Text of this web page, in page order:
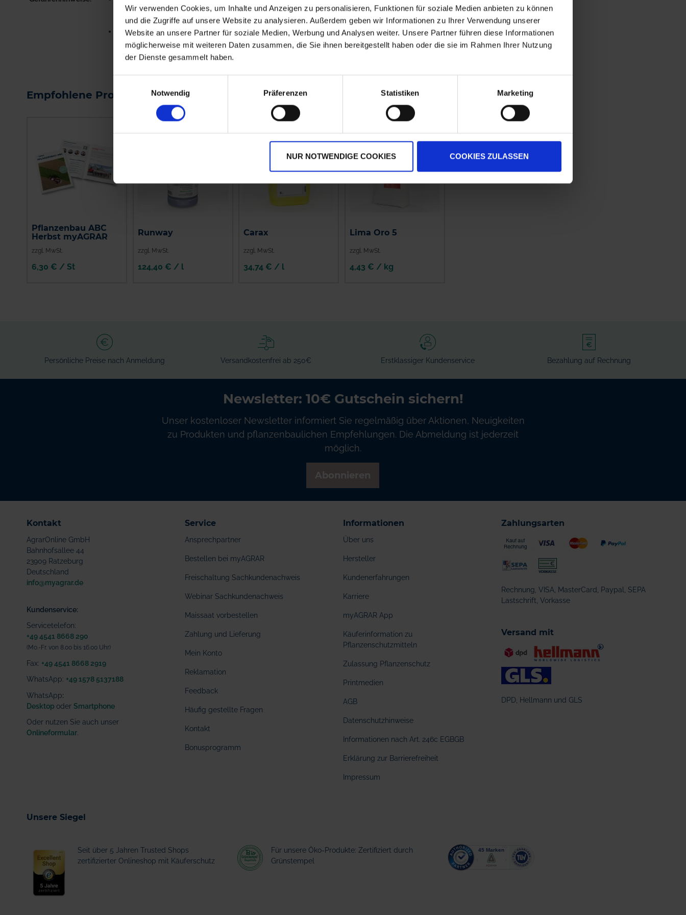
Wir verwenden Cookies, um Inhalte und Anzeigen zu personalisieren, Funktionen für soziale Medien anbieten zu können
und die Zugriffe auf unsere Website zu analysieren. Außerdem geben wir Informationen zu Ihrer Verwendung unserer
Website an unsere Partner für soziale Medien, Werbung und Analysen weiter. Unsere Partner führen diese Informationen
möglicherweise mit weiteren Daten zusammen, die Sie ihnen bereitgestellt haben oder die sie im Rahmen Ihrer Nutzung
der Dienste gesammelt haben.
Notwendig
Präferenzen Statistiken Marketing
NUR NOTWENDIGE COOKIES COOKIES ZULASSEN
ALLERGISCHE REAKTIONEN
HERVORRUFEN.
EUH401-ZUR VERMEIDUNG VON
RISIKEN FÜR MEN...
mehr
AUFNEHMEN.
Empfohlene Produkte
Pflanzenbau ABC
Herbst myAGRAR
zzgl. MwSt.
6,30 € / St
Runway
zzgl. MwSt.
124,40 € / l
Carax
zzgl. MwSt.
34,74 € / l
Lima Oro 5
zzgl. MwSt.
4,43 € / kg
Persönliche Preise nach Anmeldung Versandkostenfrei ab 250€ Erstklassiger Kundenservice Bezahlung auf Rechnung
Newsletter: 10€ Gutschein sichern!
Unser kostenloser Newsletter informiert Sie regelmäßig über Aktionen, Neuigkeiten
zu Produkten und pflanzenbaulichen Empfehlungen. Die Abmeldung ist jederzeit
möglich.
Kontakt
AgrarOnline GmbH
Bahnhofsallee 44
23909 Ratzeburg
Deutschland
info@myagrar.de
Kundenservice:
Servicetelefon:
+49 4541 8668 290
(Mo.-Fr. von 8.00 bis 16.00 Uhr)
Fax: +49 4541 8668 2919
WhatsApp: +49 1578 5137188
WhatsApp:
Desktop oder Smartphone
Oder nutzen Sie auch unser
Onlineformular
Service
Ansprechpartner
Bestellen bei myAGRAR
Freischaltung Sachkundenachweis
Webinar Sachkundenachweis
Maissaat vorbestellen
Zahlung und Lieferung
Mein Konto
Reklamation
Feedback
Häufig gestellte Fragen
Kontakt
Bonusprogramm
Informationen
Über uns
Hersteller
Kundenerfahrungen
Karriere
myAGRAR App
Käuferinformation zu
Pflanzenschutzmitteln
Zulassung Pflanzenschutz
Printmedien
AGB
Datenschutzhinweise
Informationen nach Art. 246c EGBGB
Erklärung zur Barrierefreiheit
Impressum
Zahlungsarten
Rechnung, VISA, MasterCard, Paypal, SEPA
Lastschrift, Vorkasse
Versand mit
DPD, Hellmann und GLS
Unsere Siegel
Seit über 5 Jahren Trusted Shops
zertifizierter Onlineshop mit Käuferschutz
Für unsere Öko-Produkte: Zertifiziert durch
Grünstempel